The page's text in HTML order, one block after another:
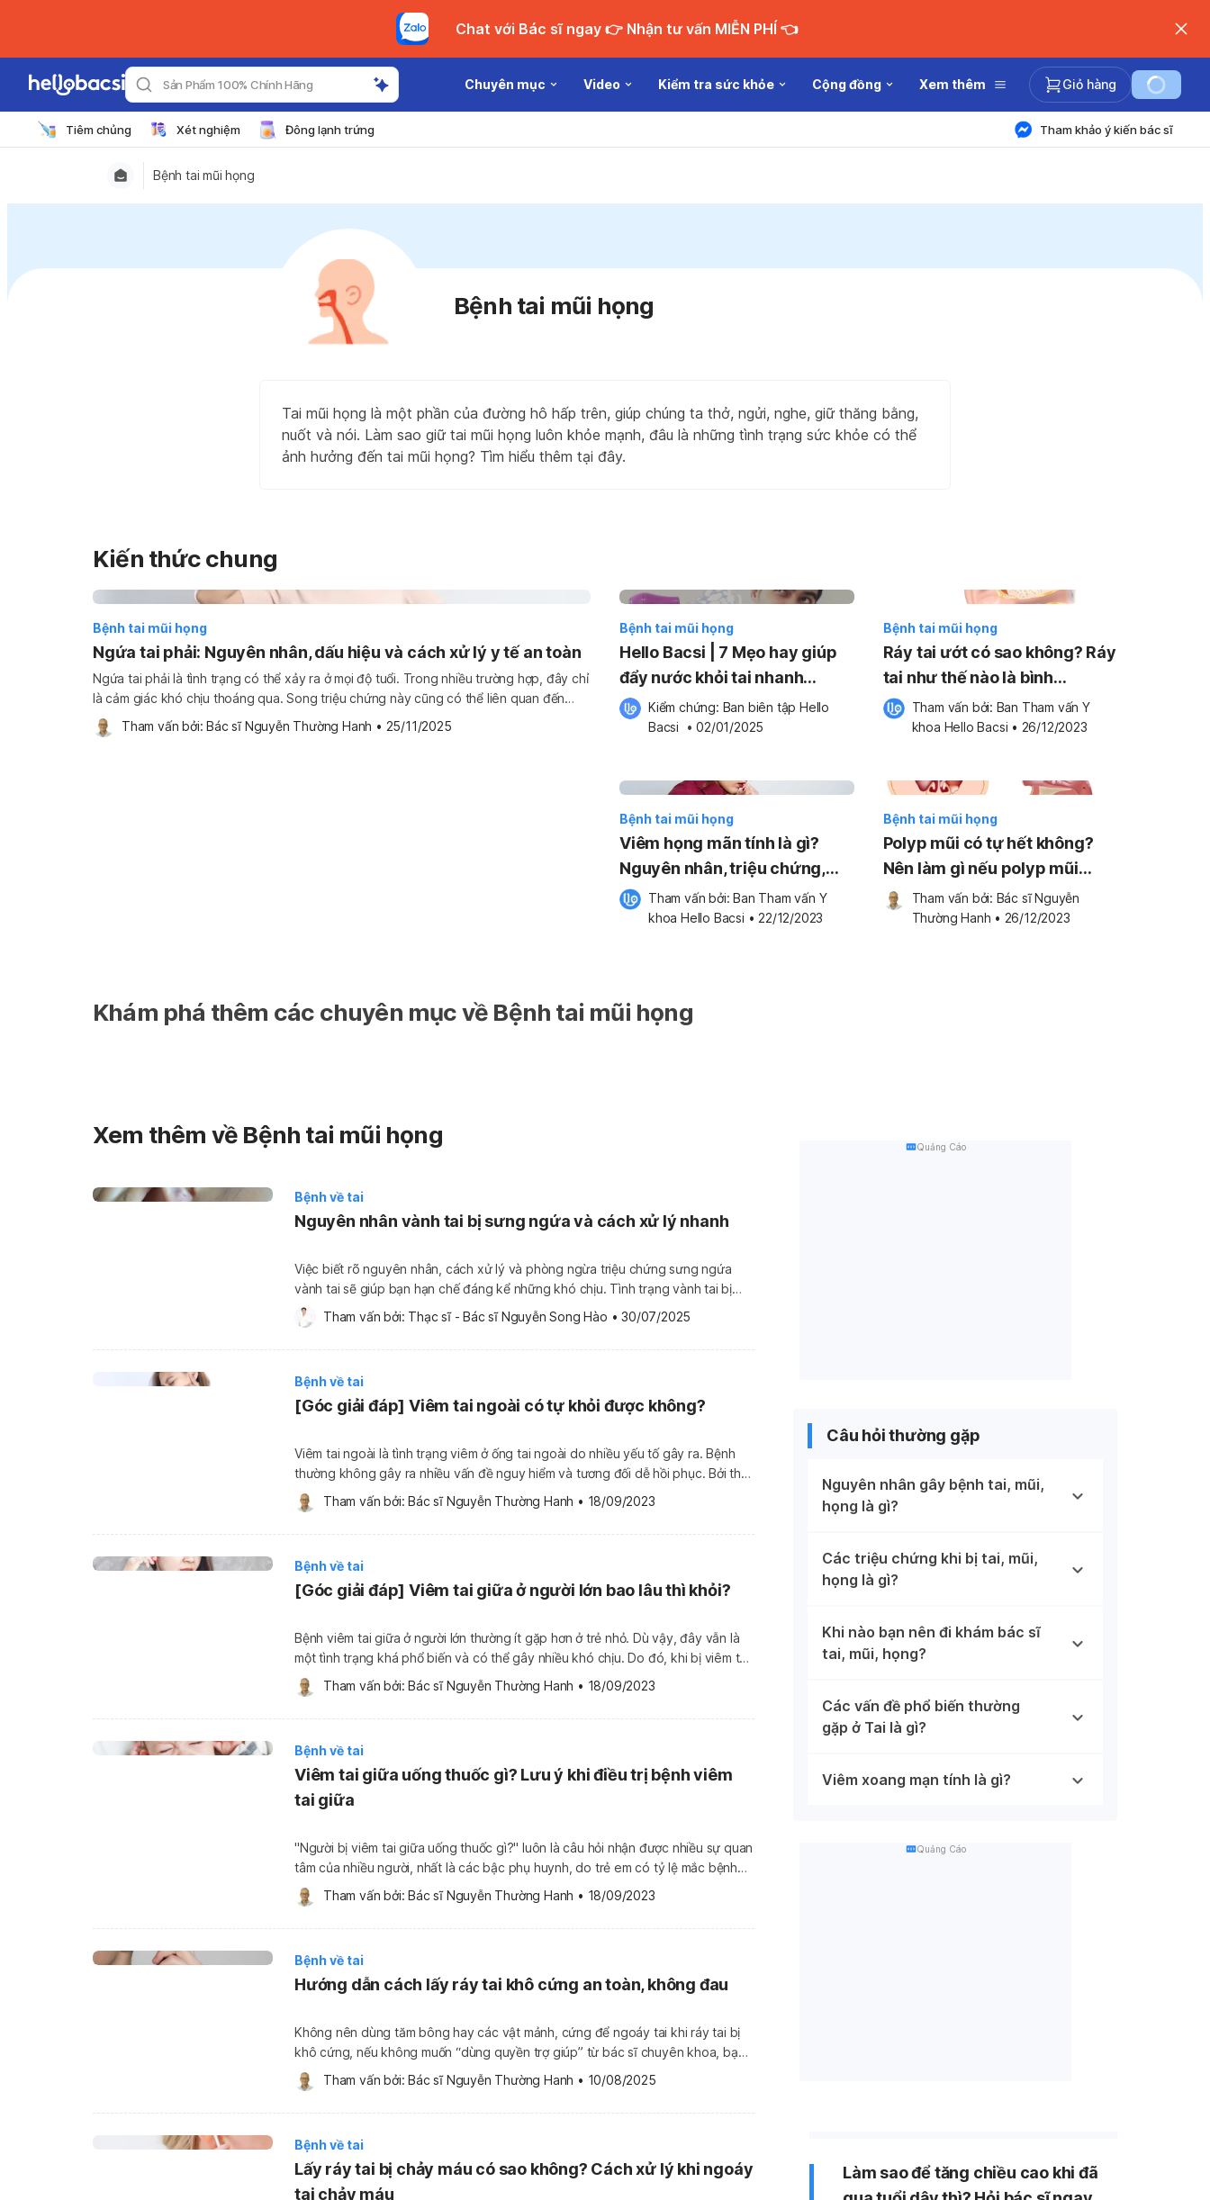
Chat với Bác sĩ ngay 👉 Nhận tư vấn MIỄN PHÍ 👈
Sản Phẩm 100% Chính Hãng Chuyên mục Video Kiểm tra sức khỏe Cộng đồng Xem thêm Giỏ hàng
Tiêm chủng Xét nghiệm Đông lạnh trứng Tham khảo ý kiến bác sĩ
Bệnh tai mũi họng
Bệnh tai mũi họng
Tai mũi họng là một phần của đường hô hấp trên, giúp chúng ta thở, ngửi, nghe, giữ thăng bằng,
nuốt và nói. Làm sao giữ tai mũi họng luôn khỏe mạnh, đâu là những tình trạng sức khỏe có thể
ảnh hưởng đến tai mũi họng? Tìm hiểu thêm tại đây.
Kiến thức chung
Bệnh tai mũi họng
Ngứa tai phải: Nguyên nhân, dấu hiệu và cách xử lý y tế an toàn
Ngứa tai phải là tình trạng có thể xảy ra ở mọi độ tuổi. Trong nhiều trường hợp, đây chỉ
là cảm giác khó chịu thoáng qua. Song triệu chứng này cũng có thể liên quan đến
nhiều nguyên nhân bệnh lý khác như viêm ống tai ngoài, eczema, nhiễm nấm, dị ứng
hoặc tích […]
Tham vấn bởi: Bác sĩ Nguyễn Thường Hanh • 25/11/2025
Bệnh tai mũi họng
Hello Bacsi | 7 Mẹo hay giúp
đẩy nước khỏi tai nhanh
chóngKiểm chứng: Ban biên tập Hello
Bacsi
• 02/01/2025
Bệnh tai mũi họng
Ráy tai ướt có sao không? Ráy
tai như thế nào là bình
thường?
Tham vấn bởi: Ban Tham vấn Y
khoa Hello Bacsi • 26/12/2023
Bệnh tai mũi họng
Viêm họng mãn tính là gì?
Nguyên nhân, triệu chứng,
điều trị, phòng ngừa
Tham vấn bởi: Ban Tham vấn Y
khoa Hello Bacsi • 22/12/2023
Bệnh tai mũi họng
Polyp mũi có tự hết không?
Nên làm gì nếu polyp mũi
không tự khỏi?
Tham vấn bởi: Bác sĩ Nguyễn
Thường Hanh • 26/12/2023
Khám phá thêm các chuyên mục về Bệnh tai mũi họng
Xem thêm về Bệnh tai mũi họng
Bệnh về tai
Nguyên nhân vành tai bị sưng ngứa và cách xử lý nhanh
Việc biết rõ nguyên nhân, cách xử lý và phòng ngừa triệu chứng sưng ngứa
vành tai sẽ giúp bạn hạn chế đáng kể những khó chịu. Tình trạng vành tai bị
sưng ngứa không hiếm gặp, có thể do nhiều nguyên nhân khác nhau gây ra.
Tình trạng này gây khó chịu và đôi […]
Tham vấn bởi: Thạc sĩ - Bác sĩ Nguyễn Song Hào • 30/07/2025
Bệnh về tai
[Góc giải đáp] Viêm tai ngoài có tự khỏi được không?
Viêm tai ngoài là tình trạng viêm ở ống tai ngoài do nhiều yếu tố gây ra. Bệnh
thường không gây ra nhiều vấn đề nguy hiểm và tương đối dễ hồi phục. Bởi thế,
nhiều người cho rằng viêm tai ngoài có thể tự khỏi được mà không cần điều trị
bằng thuốc. Vậy […]
Tham vấn bởi: Bác sĩ Nguyễn Thường Hanh • 18/09/2023
Bệnh về tai
[Góc giải đáp] Viêm tai giữa ở người lớn bao lâu thì khỏi?
Bệnh viêm tai giữa ở người lớn thường ít gặp hơn ở trẻ nhỏ. Dù vậy, đây vẫn là
một tình trạng khá phổ biến và có thể gây nhiều khó chịu. Do đó, khi bị viêm tai
giữa, nhiều người thường sẽ có băn khoăn rằng viêm tai giữa ở người lớn bao
lâu […]
Tham vấn bởi: Bác sĩ Nguyễn Thường Hanh • 18/09/2023
Bệnh về tai
Viêm tai giữa uống thuốc gì? Lưu ý khi điều trị bệnh viêm
tai giữa
"Người bị viêm tai giữa uống thuốc gì?" luôn là câu hỏi nhận được nhiều sự quan
tâm của nhiều người, nhất là các bậc phụ huynh, do trẻ em có tỷ lệ mắc bệnh
cao hơn nhiều so với người lớn. Viêm tai giữa là tình trạng viêm nhiễm, tích tụ
dịch mủ xảy ra […]
Tham vấn bởi: Bác sĩ Nguyễn Thường Hanh • 18/09/2023
Bệnh về tai
Hướng dẫn cách lấy ráy tai khô cứng an toàn, không đau
Không nên dùng tăm bông hay các vật mảnh, cứng để ngoáy tai khi ráy tai bị
khô cứng, nếu không muốn “dùng quyền trợ giúp” từ bác sĩ chuyên khoa, bạn
nên tìm hiểu các cách lấy ráy tai khô cứng an toàn, đơn giản mà hiệu quả. Bài
viết tổng hợp thông tin dưới […]
Tham vấn bởi: Bác sĩ Nguyễn Thường Hanh • 10/08/2025
Bệnh về tai
Lấy ráy tai bị chảy máu có sao không? Cách xử lý khi ngoáy
tai chảy máu
Quảng Cáo
Câu hỏi thường gặp
Nguyên nhân gây bệnh tai, mũi,
họng là gì?
Các triệu chứng khi bị tai, mũi,
họng là gì?
Khi nào bạn nên đi khám bác sĩ
tai, mũi, họng?
Các vấn đề phổ biến thường
gặp ở Tai là gì?
Viêm xoang mạn tính là gì?
Quảng Cáo
Làm sao để tăng chiều cao khi đã